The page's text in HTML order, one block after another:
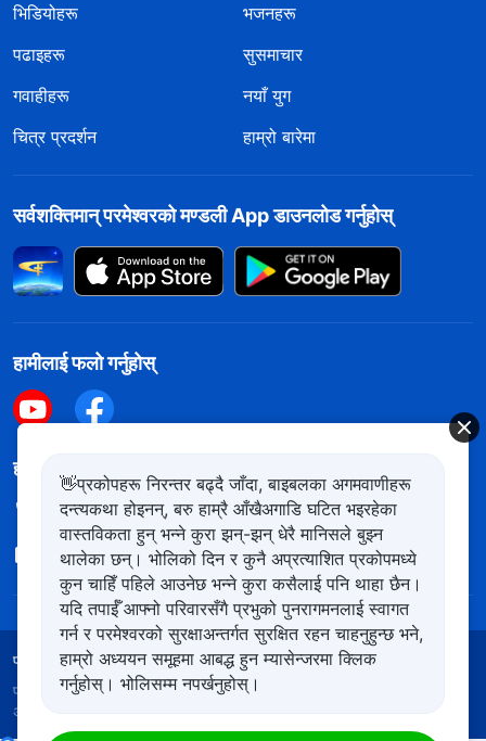
भिडियोहरू
भजनहरू
पढाइहरू
सुसमाचार
गवाहीहरू
नयाँ युग
चित्र प्रदर्शन
हाम्रो बारेमा
सर्वशक्तिमान्‌ परमेश्‍वरको मण्डली App डाउनलोड गर्नुहोस्
हामीलाई फलो गर्नुहोस्
हामीलाई सम्पर्क गर्नुहोस
+977-981-140-9021
contact.ne@kingdomsalvation.org
प्रयोगका शर्तहरू गोपनीयता नीति आभार
कुकिज नीति
प्रतिलिपि अधिकार © २०२६सर्वशक्तिमान्‌ परमेश्‍वरको मण्डली
अधिकार सुरक्षित।
👋प्रकोपहरू निरन्तर बढ्दै जाँदा, बाइबलका अगमवाणीहरू
दन्त्यकथा होइनन्, बरु हाम्रै आँखैअगाडि घटित भइरहेका
वास्तविकता हुन् भन्ने कुरा झन्-झन् धेरै मानिसले बुझ्न
थालेका छन्। भोलिको दिन र कुनै अप्रत्याशित प्रकोपमध्ये
कुन चाहिँ पहिले आउनेछ भन्ने कुरा कसैलाई पनि थाहा छैन।
यदि तपाईँ आफ्नो परिवारसँगै प्रभुको पुनरागमनलाई स्वागत
गर्न र परमेश्‍वरको सुरक्षाअन्तर्गत सुरक्षित रहन चाहनुहुन्छ भने,
हाम्रो अध्ययन समूहमा आबद्ध हुन म्यासेन्जरमा क्लिक
गर्नुहोस्। भोलिसम्म नपर्खनुहोस्।